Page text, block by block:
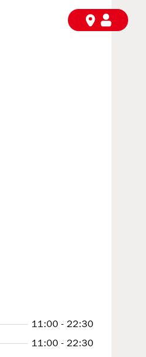
11:00 - 22:30
11:00 - 22:30